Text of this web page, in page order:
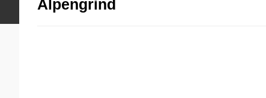
Alpengrind